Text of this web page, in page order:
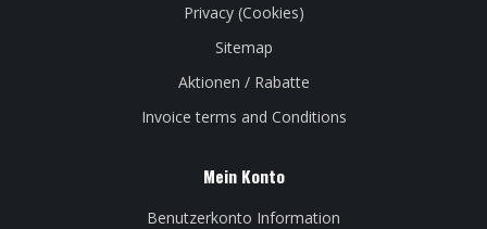
Privacy (Cookies)
Sitemap
Aktionen / Rabatte
Invoice terms and Conditions
Mein Konto
Benutzerkonto Information